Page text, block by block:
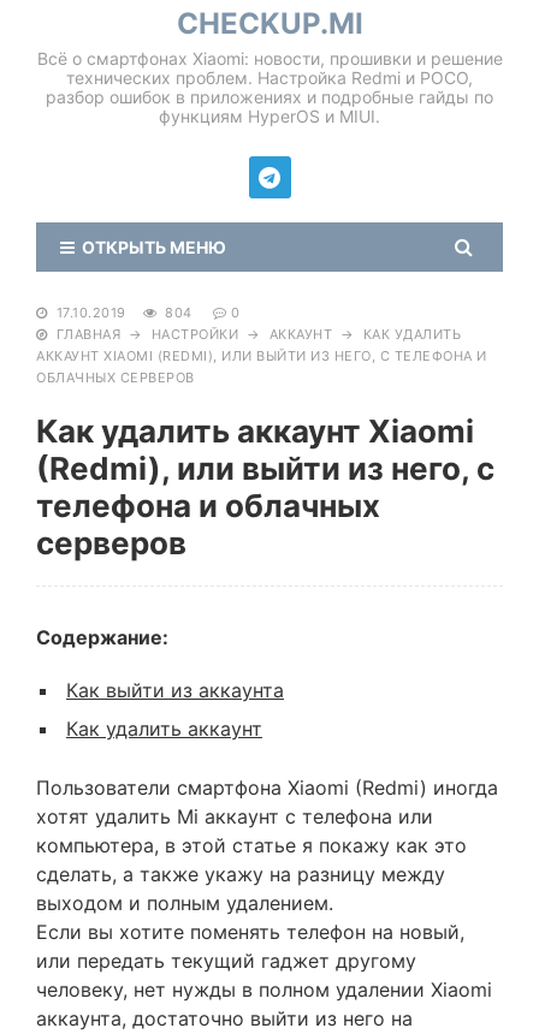
CHECKUP.MI
Всё о смартфонах Xiaomi: новости, прошивки и решение
технических проблем. Настройка Redmi и POCO,
разбор ошибок в приложениях и подробные гайды по
функциям HyperOS и MIUI.
ОТКРЫТЬ МЕНЮ
17.10.2019 804
0
ГЛАВНАЯ → НАСТРОЙКИ → АККАУНТ →
КАК УДАЛИТЬ
АККАУНТ XIAOMI (REDMI), ИЛИ ВЫЙТИ ИЗ НЕГО, С ТЕЛЕФОНА И
ОБЛАЧНЫХ СЕРВЕРОВ
Как удалить аккаунт Xiaomi
(Redmi), или выйти из него, с
телефона и облачных
серверов
Содержание:
Как выйти из аккаунта
Как удалить аккаунт
Пользователи смартфона Xiaomi (Redmi) иногда
хотят удалить Mi аккаунт с телефона или
компьютера, в этой статье я покажу как это
сделать, а также укажу на разницу между
выходом и полным удалением.
Если вы хотите поменять телефон на новый,
или передать текущий гаджет другому
человеку, нет нужды в полном удалении Xiaomi
аккаунта, достаточно выйти из него на